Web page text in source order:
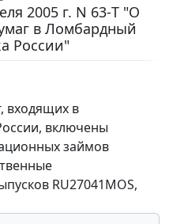
2005 г. N 63-Т "О
в Ломбардный
России"
входящих в
включены
займов
RU27041MOS,